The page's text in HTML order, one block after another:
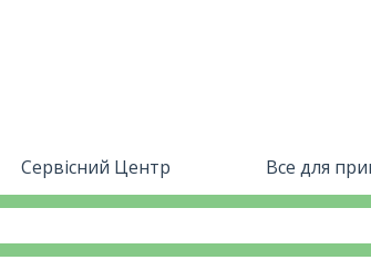
Сервісний Центр Все для